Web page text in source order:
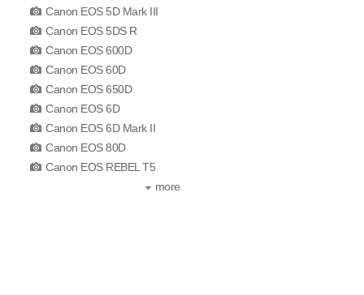
Canon EOS 5D Mark III
Canon EOS 5DS R
Canon EOS 600D
Canon EOS 60D
Canon EOS 650D
Canon EOS 6D
Canon EOS 6D Mark II
Canon EOS 80D
Canon EOS REBEL T5
more